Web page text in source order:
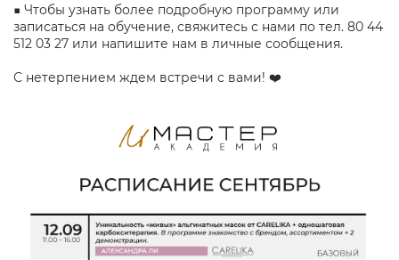
■ Чтобы узнать более подробную программу или
записаться на обучение, свяжитесь с нами по тел. 80 44
512 03 27 или напишите нам в личные сообщения.
С нетерпением ждем встречи с вами! ❤️